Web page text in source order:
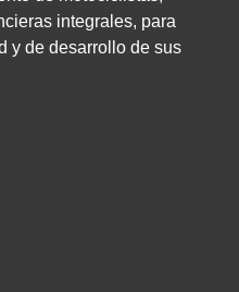
integrales, para
y de desarrollo de sus